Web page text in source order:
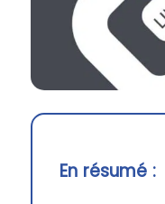
En résumé :